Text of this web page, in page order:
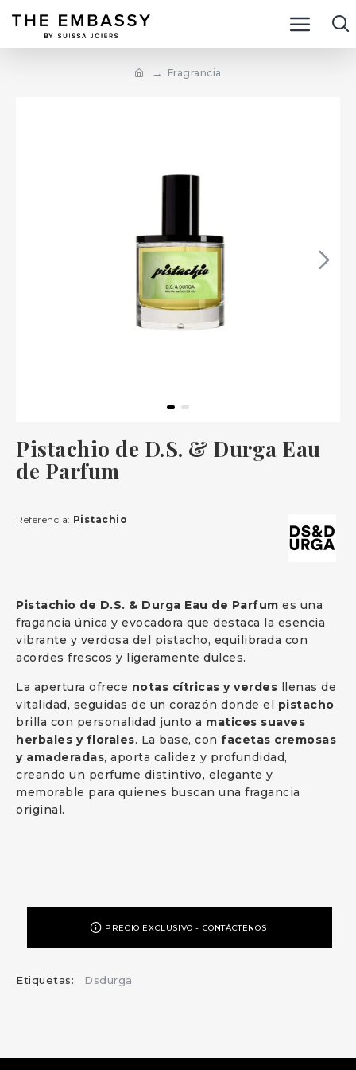
Fragrancia
Pistachio de D.S. & Durga Eau
de Parfum
Pistachio de D.S. & Durga Eau de Parfum es una
fragancia única y evocadora que destaca la esencia
vibrante y verdosa del pistacho, equilibrada con
acordes frescos y ligeramente dulces.
La apertura ofrece notas cítricas y verdes llenas de
vitalidad, seguidas de un corazón donde el pistacho
brilla con personalidad junto a matices suaves
herbales y florales. La base, con facetas cremosas
y amaderadas, aporta calidez y profundidad,
creando un perfume distintivo, elegante y
memorable para quienes buscan una fragancia
original.
Referencia: Pistachio
PRECIO EXCLUSIVO - CONTÁCTENOS
Etiquetas: Dsdurga